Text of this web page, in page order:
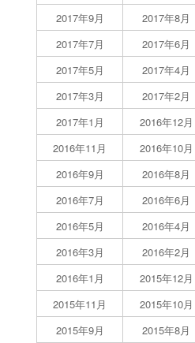
2017年9月
2017年8月
2017年7月
2017年6月
2017年5月
2017年4月
2017年3月
2017年2月
2017年1月
2016年12月
2016年11月
2016年10月
2016年9月
2016年8月
2016年7月
2016年6月
2016年5月
2016年4月
2016年3月
2016年2月
2016年1月
2015年12月
2015年11月
2015年10月
2015年9月
2015年8月